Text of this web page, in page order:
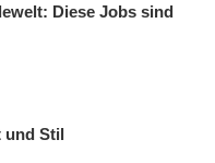
Diese Jobs sind
und Stil